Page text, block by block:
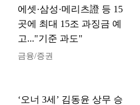
에셋·삼성·메리츠證 등 15
곳에 최대 15조 과징금 예
고..."기준 과도"
금융/증권
‘오너 3세’ 김동윤 상무 승